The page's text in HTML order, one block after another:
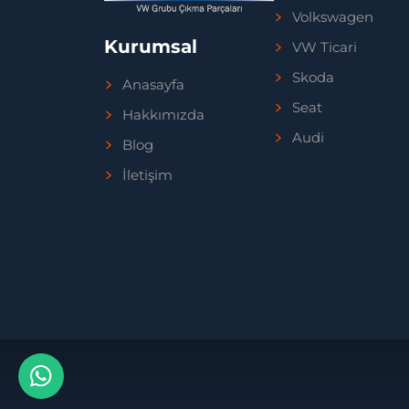
Kurumsal
Anasayfa
Hakkımızda
Blog
İletişim
Volkswagen
VW Ticari
Skoda
Seat
Audi